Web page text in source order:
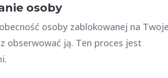
osoby
osoby zablokowanej na
obserwować ją. Ten proces jest